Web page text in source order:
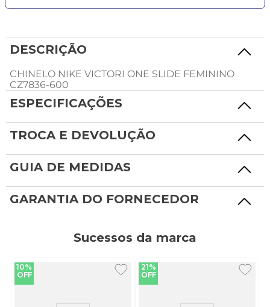
DESCRIÇÃO
CHINELO NIKE VICTORI ONE SLIDE FEMININO
CZ7836-600
ESPECIFICAÇÕES
TROCA E DEVOLUÇÃO
GUIA DE MEDIDAS
GARANTIA DO FORNECEDOR
Sucessos da marca
10%
OFF
21%
OFF